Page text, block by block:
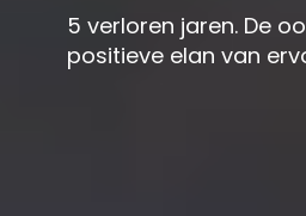
5 verloren jaren. De
positieve elan van